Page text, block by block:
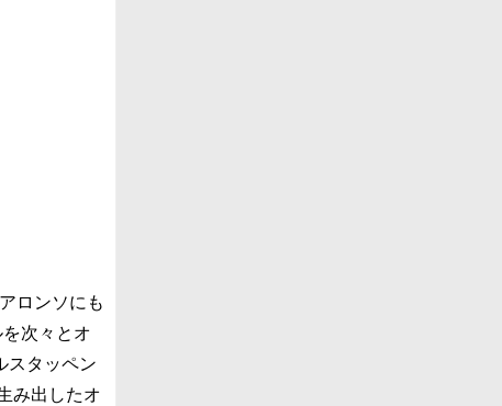
ロンソにも
次々とオ
スタッペン
み出したオ